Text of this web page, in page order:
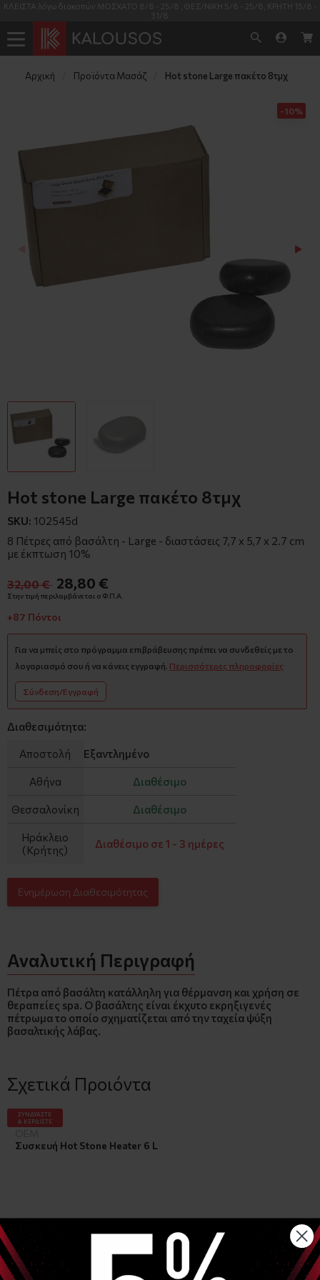
ΚΛΕΙΣΤΑ λόγω διακοπών ΜΟΣΧΑΤΟ 8/8 - 25/8 , ΘΕΣ/ΝΙΚΗ 5/8 - 25/8, ΚΡΗΤΗ 15/8 -
31/8
Αρχική Προϊόντα Μασάζ Hot stone Large πακέτο 8τμχ
-10%
Hot stone Large πακέτο 8τμχ
SKU: 102545d
8 Πέτρες από βασάλτη - Large - διαστάσεις 7,7 x 5,7 x 2.7 cm
με έκπτωση 10%
32,00 € 28,80 €
Στην τιμή περιλαμβάνεται ο Φ.Π.Α.
+87 Πόντοι
Για να μπείς στο πρόγραμμα επιβράβευσης πρέπει να συνδεθείς με το
λογαριασμό σου ή να κάνεις εγγραφή. Περισσότερες πληροφορίες
Σύνδεση/Εγγραφή
Διαθεσιμότητα:
Αποστολή Εξαντλημένο
Αθήνα Διαθέσιμο
Θεσσαλονίκη Διαθέσιμο
Ηράκλειο
(Κρήτης)
Διαθέσιμο σε 1 - 3 ημέρες
Ενημέρωση Διαθεσιμότητας
Αναλυτική Περιγραφή
Πέτρα από βασάλτη κατάλληλη για θέρμανση και χρήση σε
θεραπείες spa. Ο βασάλτης είναι έκχυτο εκρηξιγενές
πέτρωμα το οποίο σχηματίζεται από την ταχεία ψύξη
βασαλτικής λάβας.
Σχετικά Προιόντα
Συσκευή Hot Stone Heater 6 L
ΣΥΝΔΥΑΣΤΕ
& ΚΕΡΔΙΣΤΕ